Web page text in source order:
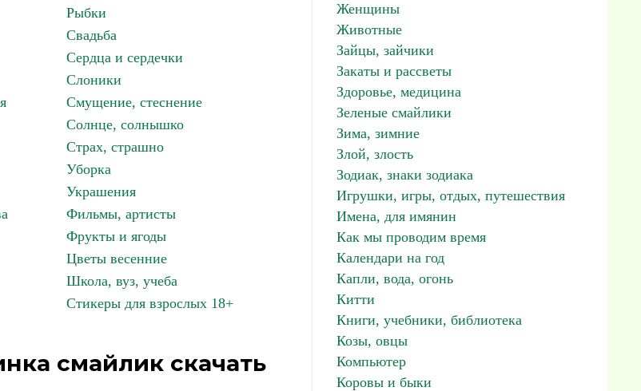
Рыбки
Свадьба
Сердца и сердечки
Слоники
Смущение, стеснение
Солнце, солнышко
Страх, страшно
Уборка
Украшения
Фильмы, артисты
Фрукты и ягоды
Цветы весенние
Школа, вуз, учеба
Стикеры для взрослых 18+
смайлик скачать
Женщины
Животные
Зайцы, зайчики
Закаты и рассветы
Здоровье, медицина
Зеленые смайлики
Зима, зимние
Злой, злость
Зодиак, знаки зодиака
Игрушки, игры, отдых, путешествия
Имена, для имянин
Как мы проводим время
Календари на год
Капли, вода, огонь
Китти
Книги, учебники, библиотека
Козы, овцы
Компьютер
Коровы и быки